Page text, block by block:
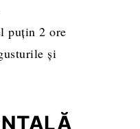
puțin 2 ore
și